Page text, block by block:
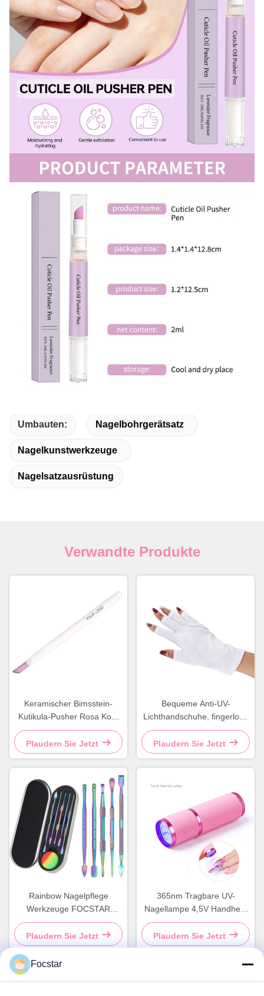
Umbauten: Nagelbohrgerätsatz
Nagelkunstwerkzeuge
Nagelsatzausrüstung
Verwandte Produkte
Keramischer Bimsstein-
Kutikula-Pusher Rosa Kopf
Nagel Bimsstein-Stick
Plaudern Sie Jetzt
Bequeme Anti-UV-
Lichthandschuhe, fingerlose
Anti-UV-Handschuhe für
Maniküre
Plaudern Sie Jetzt
Rainbow Nagelpflege
Werkzeuge FOCSTAR
Nagelhautschieber mit
individuellem Logo
Plaudern Sie Jetzt
365nm Tragbare UV-
Nagellampe 4,5V Handheld
LED-Nagellicht
Kundenspezifisch
Plaudern Sie Jetzt
Focstar